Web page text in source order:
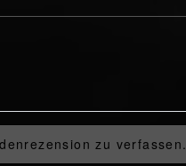
zu verfassen.